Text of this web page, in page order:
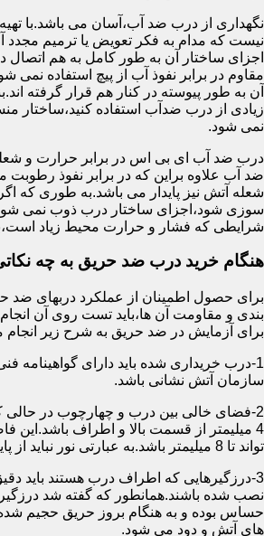
نگهداری از درب ضد آب،آسان می باشد.با
نیست که مدام به فکر تعویض یا ترمیم مجدد
اجزای ساختار آن به طور کامل به هم اتصال
مقاوم در برابر نفوذ آب از پیچ استفاده نمی
آن به طور پیوسته در کنار هم قرار گرفته
زیادی از درب ضدآب استفاده کنید،ساختار
نمی شود.
درب ضد آب ای بی اس در برابر حرارت و
ضد آب علاوه براین که در برابر نفوذ رطوبت
شعله آتش نیز پایدار می باشد.به طوری که
سوزی شود،اجزای ساختار درب ذوب نمی
شرایطی که فشار و حرارت محیط زیاد
هنگام خرید درب ضد حریق به چه
برای حصول اطمینان از عملکرد دربهای ضد
برای آزمایش در ضد حریق به شرح زیر انجام
1-درب خریداری شده باید دارای گواهینامه فنی
سازمان آتش نشانی باشد.
2-فضای خالی بین درب و چهارچوب در حالی
4 میلیمتر از قسمت بالا و اطراف باشد.این
تواند تا 8 میلیمتر باشد.به عبارتی نور نباید از پایین درب درز نماید.
3-درزگیرهایی که اطراف درب هستند باید
نصب شده باشند.همانطور که گفته شد
حساس بوده و به هنگام بروز حریق حجیم
های آتش و دود می شود.